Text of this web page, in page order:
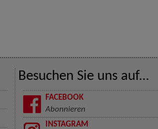
Besuchen Sie uns auf...
FACEBOOK
Abonnieren
INSTAGRAM